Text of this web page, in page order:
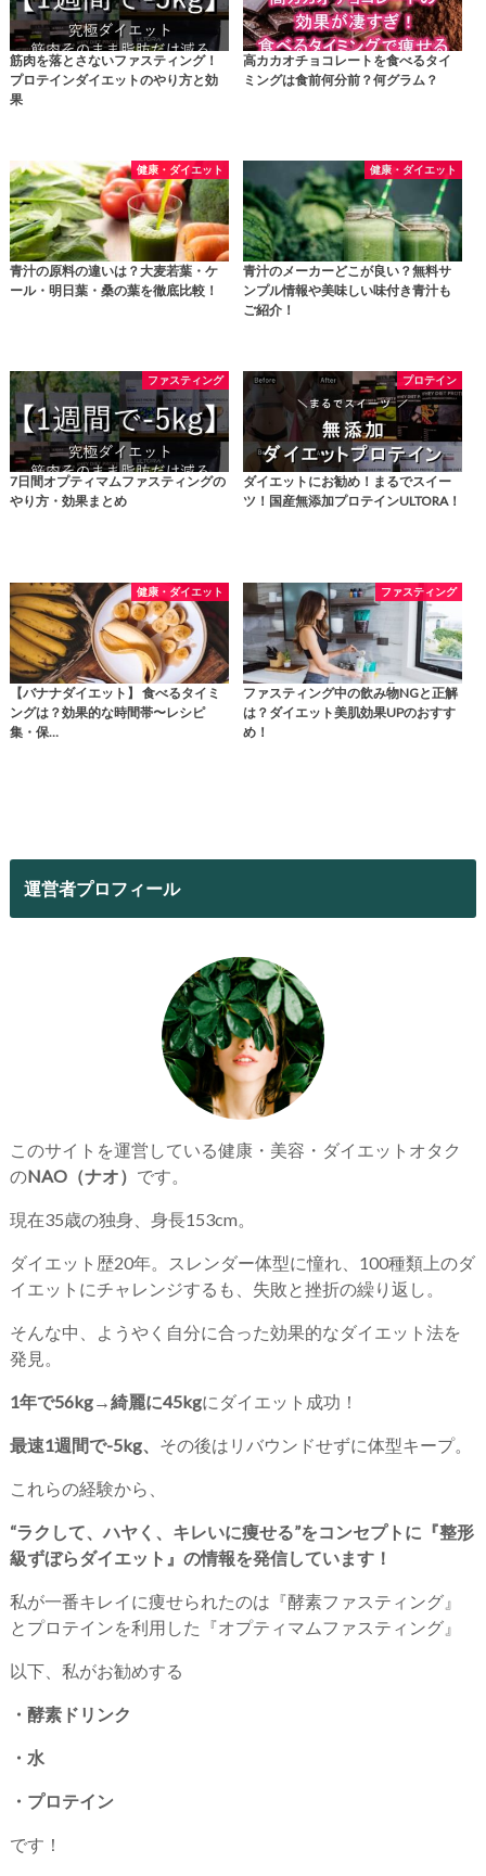
筋肉を落とさないファスティング！
プロテインダイエットのやり方と効
果
高カカオチョコレートを食べるタイ
ミングは食前何分前？何グラム？
健康・ダイエット
青汁の原料の違いは？大麦若葉・ケ
ール・明日葉・桑の葉を徹底比較！
健康・ダイエット
青汁のメーカーどこが良い？無料サ
ンプル情報や美味しい味付き青汁も
ご紹介！
ファスティング
7日間オプティマムファスティングの
やり方・効果まとめ
プロテイン
ダイエットにお勧め！まるでスイー
ツ！国産無添加プロテインULTORA！
健康・ダイエット
【バナナダイエット】 食べるタイミ
ングは？効果的な時間帯〜レシピ
集・保…
ファスティング
ファスティング中の飲み物NGと正解
は？ダイエット美肌効果UPのおすす
め！
運営者プロフィール
このサイトを運営している健康・美容・ダイエットオタク
のNAO（ナオ） です。
現在35歳の独身、身長153cm。
ダイエット歴20年。スレンダー体型に憧れ、100種類上のダ
イエットにチャレンジするも、失敗と挫折の繰り返し。
そんな中、ようやく自分に合った効果的なダイエット法を
発見。
1年で56kg→綺麗に45kgにダイエット成功！
最速1週間で-5kg、 その後はリバウンドせずに体型キープ。
これらの経験から、
“ラクして、ハヤく、キレいに痩せる”をコンセプトに『整形
級ずぼらダイエット』の情報を発信しています！
私が一番キレイに痩せられたのは『酵素ファスティング』
とプロテインを利用した『オプティマムファスティング』
以下、私がお勧めする
・酵素ドリンク
・水
・プロテイン
です！